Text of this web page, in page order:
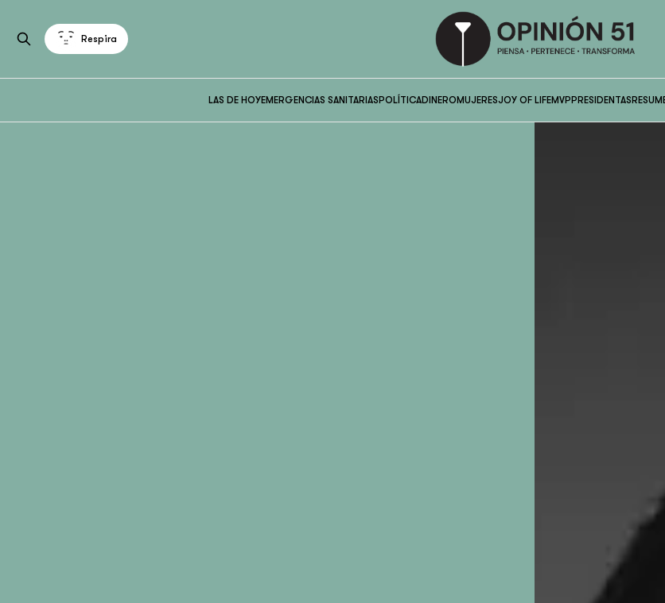
LAS DE HOYEMERGENCIAS SANITARIASPOLÍTICADINEROMUJERESJOY OF LIFEMVPPRESIDENTAS
Respira